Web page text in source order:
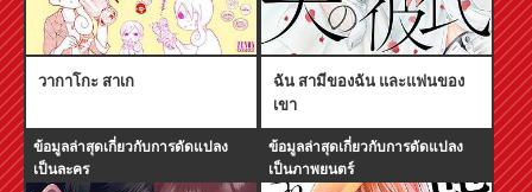
วากาโกะ สาเก
ฉัน สามีของฉัน และแฟนของ
เขา
ข้อมูลล่าสุดเกี่ยวกับการดัดแปลง
เป็นละคร
ข้อมูลล่าสุดเกี่ยวกับการดัดแปลง
เป็นภาพยนตร์